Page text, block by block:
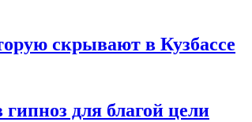
скрывают в Кузбассе
для благой цели